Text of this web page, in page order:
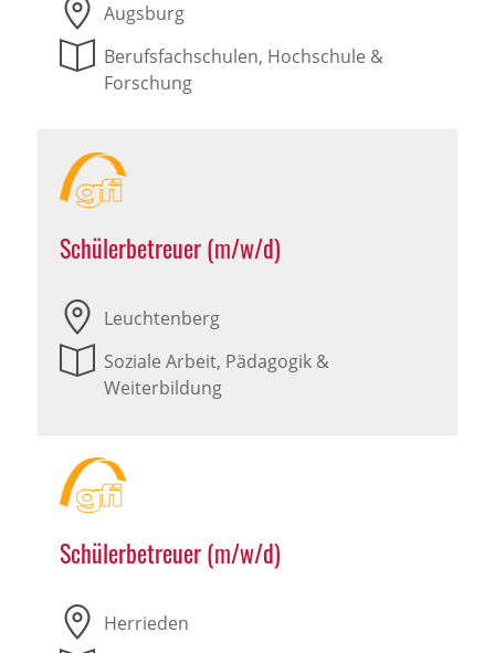
Augsburg
Berufsfachschulen, Hochschule &
Forschung
Schülerbetreuer (m/w/d)
Leuchtenberg
Soziale Arbeit, Pädagogik &
Weiterbildung
Schülerbetreuer (m/w/d)
Herrieden